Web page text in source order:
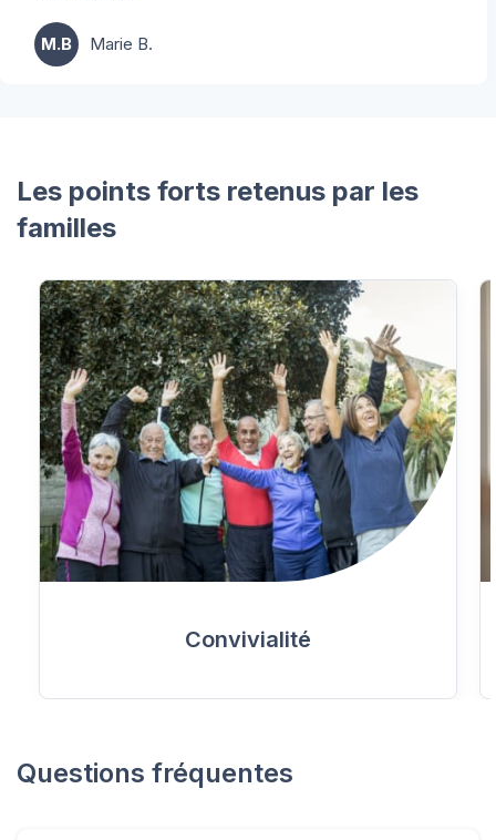
M.B Marie B.
Les points forts retenus par les
familles
Convivialité
Questions fréquentes